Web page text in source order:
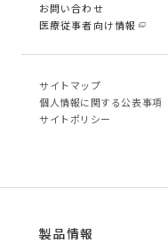
お問い合わせ
医療従事者向け情報
サイトマップ
個⼈情報に関する公表事項
サイトポリシー
製品情報